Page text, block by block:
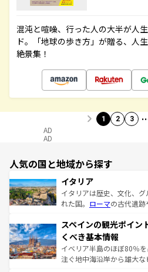
混沌と喧噪、行った人の大半が人
ド。「地球の歩き方」が贈る、人
絶景集！
1 2 3
AD
AD
人気の国と地域から探す
イタリア
イタリアは歴史、文化、
れた国。 ローマの古代遺
ろん、トスカーナの美し
景など、自然景観も見逃せ
ピザやパスタなど、絶品
できる。朝目覚めてから
スペインの観光ポイン
くべき基本情報
イベリア半島のほぼ80％
注ぐ地中海沿岸から雄大